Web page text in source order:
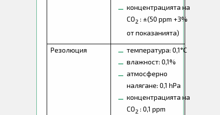
концентрацията на
CO2 : ±(50 ppm +3%
от показанията)
Резолюция
температура: 0,1°C
влажност: 0,1%
атмосферно
налягане: 0,1 hPa
концентрацията на
CO2 : 0,1 ppm